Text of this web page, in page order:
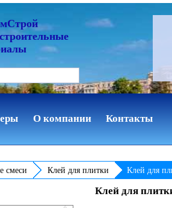
О компании Контакты
смеси Клей для плитки Клей для
Клей для